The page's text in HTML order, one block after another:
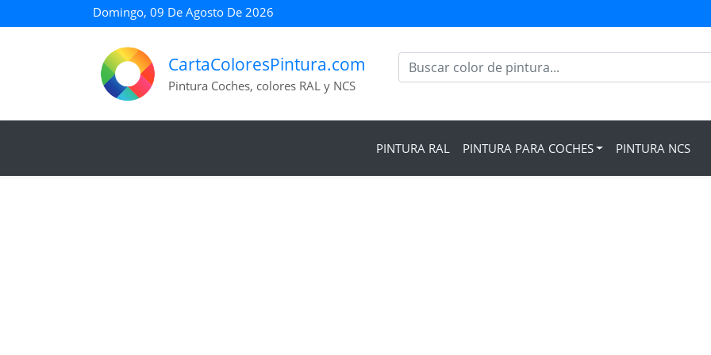
Domingo, 09 De Agosto De 2026
CartaColoresPintura.com
Pintura Coches, colores RAL y NCS
PINTURA RAL PINTURA PARA COCHES PINTURA NCS